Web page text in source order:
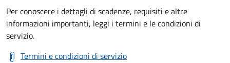
Per conoscere i dettagli di scadenze, requisiti e altre
informazioni importanti, leggi i termini e le condizioni di
servizio.
Termini e condizioni di servizio